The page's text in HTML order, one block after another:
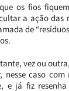
os fios
a ação das
de
vez ou
nesse caso
e já fiz